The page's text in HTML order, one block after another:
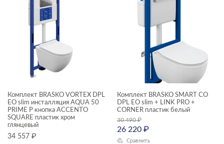
Комплект BRASKO VORTEX DPL
EO slim инсталляция AQUA 50
PRIME P кнопка ACCENTO
SQUARE пластик хром
глянцевый
34 557 ₽
Комплект BRASKO SMART CO
DPL EO slim + LINK PRO +
CORNER пластик белый
30 490₽
26 220 ₽
Сравнить